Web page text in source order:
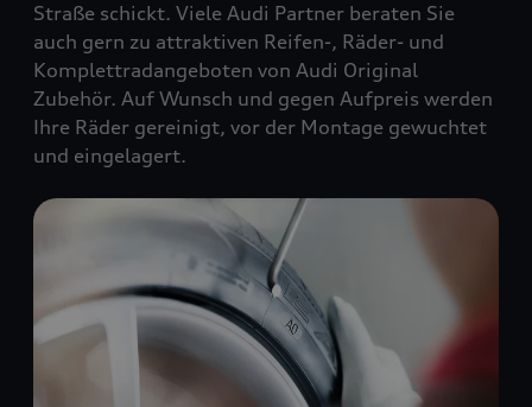
Straße schickt. Viele Audi Partner beraten Sie
auch gern zu attraktiven Reifen-, Räder- und
Komplettradangeboten von Audi Original
Zubehör. Auf Wunsch und gegen Aufpreis werden
Ihre Räder gereinigt, vor der Montage gewuchtet
und eingelagert.